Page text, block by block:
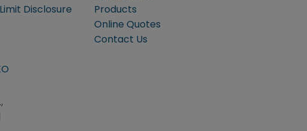
Disclosure
Products
Online Quotes
Contact Us